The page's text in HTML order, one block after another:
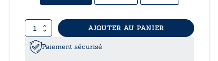
quantité
de
Vivez
positif
AJOUTER AU PANIER
Paiement sécurisé